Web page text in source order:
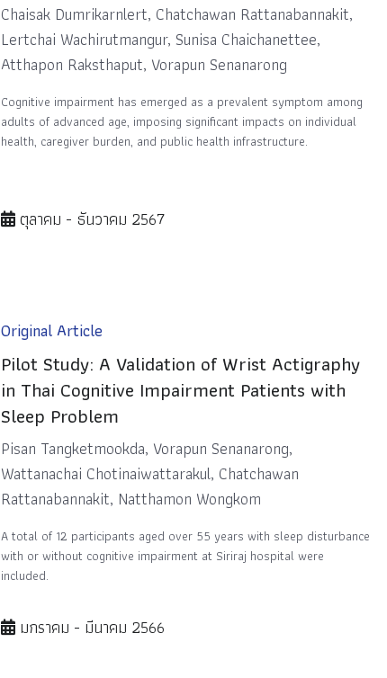
Chaisak Dumrikarnlert, Chatchawan Rattanabannakit,
Lertchai Wachirutmangur, Sunisa Chaichanettee,
Atthapon Raksthaput, Vorapun Senanarong
Cognitive impairment has emerged as a prevalent symptom among
adults of advanced age, imposing significant impacts on individual
health, caregiver burden, and public health infrastructure.
ตุลาคม - ธันวาคม 2567
Original Article
Pilot Study: A Validation of Wrist Actigraphy
in Thai Cognitive Impairment Patients with
Sleep Problem
Pisan Tangketmookda, Vorapun Senanarong,
Wattanachai Chotinaiwattarakul, Chatchawan
Rattanabannakit, Natthamon Wongkom
A total of 12 participants aged over 55 years with sleep disturbance
with or without cognitive impairment at Siriraj hospital were
included.
มกราคม - มีนาคม 2566